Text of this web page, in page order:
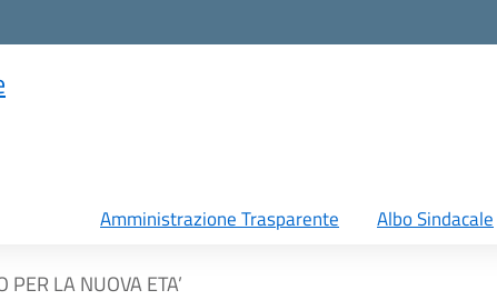
Amministrazione Trasparente Albo Sindacale
PER LA NUOVA ETA’